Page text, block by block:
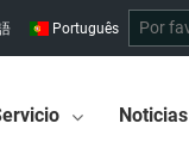
Português
Noticias